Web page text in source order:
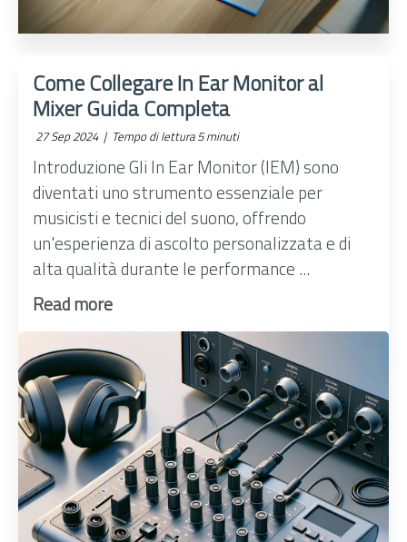
Come Collegare In Ear Monitor al
Mixer Guida Completa
27 Sep 2024 | Tempo di lettura 5 minuti
Introduzione Gli In Ear Monitor (IEM) sono
diventati uno strumento essenziale per
musicisti e tecnici del suono, offrendo
un'esperienza di ascolto personalizzata e di
alta qualità durante le performance ...
Read more